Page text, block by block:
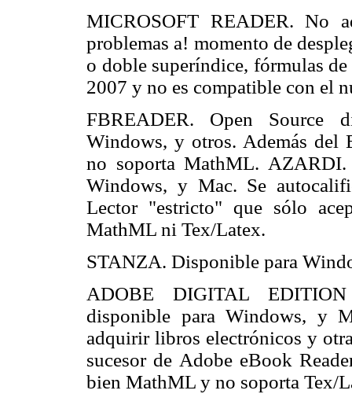
MICROSOFT READER. No
problemas a! momento de
o doble superíndice, fórmulas
2007 y no es compatible con el
FBREADER. Open Source
Windows, y otros. Además del
no soporta MathML.
Windows, y Mac. Se
Lector "estricto" que sólo
MathML ni Tex/Latex.
STANZA. Disponible para
ADOBE DIGITAL
disponible para Windows, y
adquirir libros electrónicos y
sucesor de Adobe eBook
bien MathML y no soporta Tex/